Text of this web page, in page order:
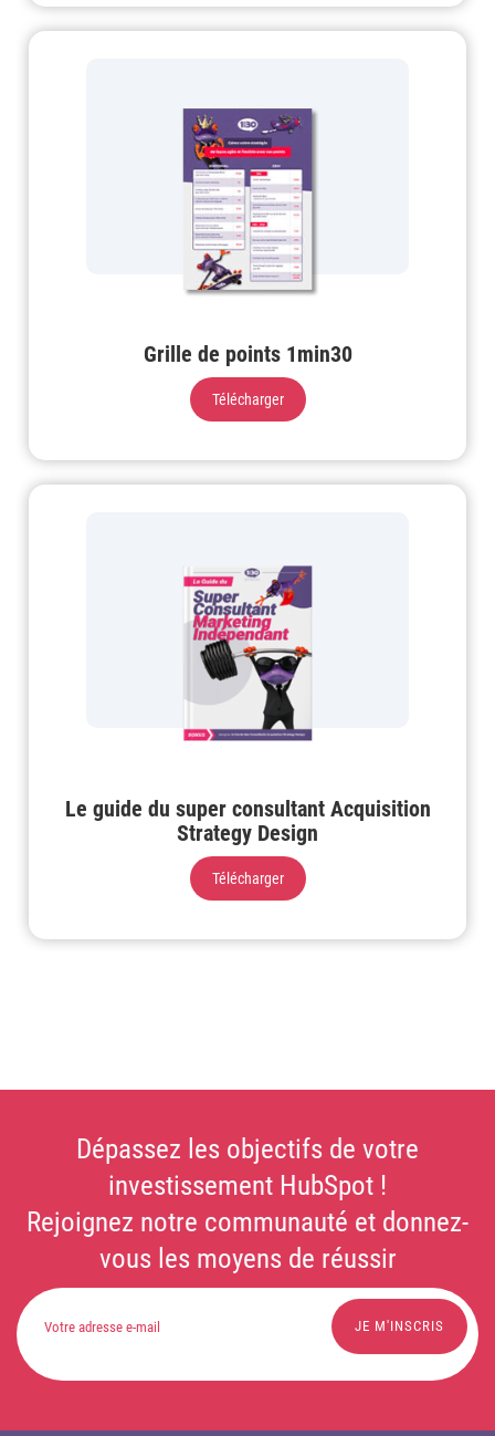
Grille de points 1min30
Télécharger
Le guide du super consultant Acquisition
Strategy Design
Télécharger
Dépassez les objectifs de votre
investissement HubSpot !
Rejoignez notre communauté et donnez-
vous les moyens de réussir